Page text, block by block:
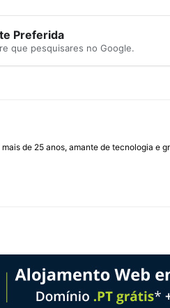
Preferida
que pesquisares no Google.
de 25 anos, amante de tecnologia e